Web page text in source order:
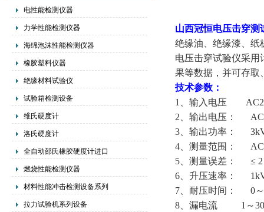
电性能检测仪器
力学性能检测仪器
海绵泡沫性能检测仪器
橡胶塑料仪器
绝缘材料试验仪
试验箱检测设备
维氏硬度计
洛氏硬度计
全自动邵氏橡胶硬度计进口
燃烧性能检测仪器
材料性能冲击检测设备系列
拉力试验机系列设备
山西冠恒电压击穿测
绝缘油、绝缘漆、纸
电压击穿试验仪采用
果等数据，并可存取
技术参数：
1、输入电压
2、输出电压： AC
3、输出功率： 3
4、测量范围： AC
5、测量误差： ≤ 2
6、升压速率：
7、耐压时间： 0
8、漏电流 1～30